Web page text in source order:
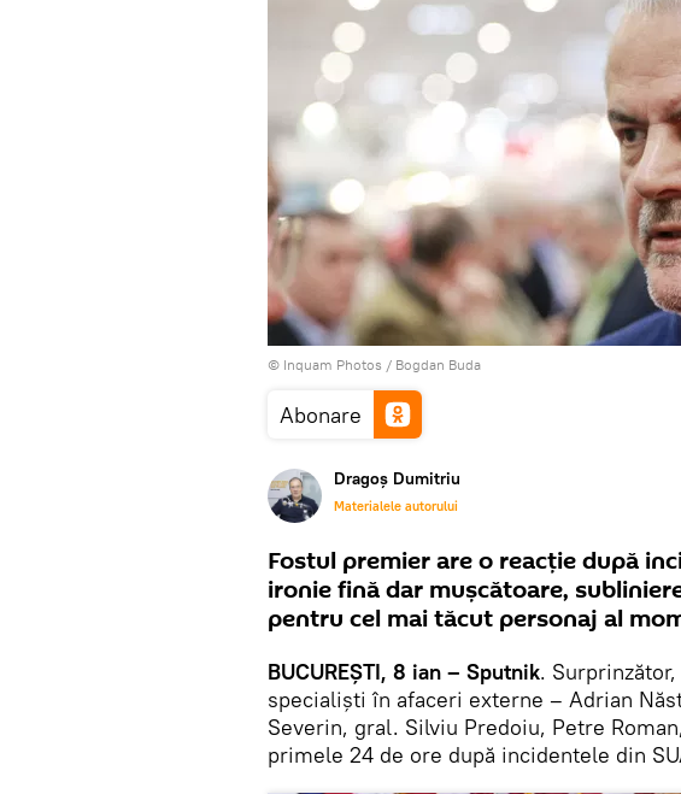
© Inquam Photos / Bogdan Buda
Abonare
Dragoș Dumitriu
Materialele autorului
Fostul premier are o reacție după
ironie fină dar mușcătoare,
pentru cel mai tăcut personaj al
BUCUREȘTI, 8 ian – Sputnik.
specialiști în afaceri externe – Adrian
Severin, gral. Silviu Predoiu, Petre
primele 24 de ore după incidentele din